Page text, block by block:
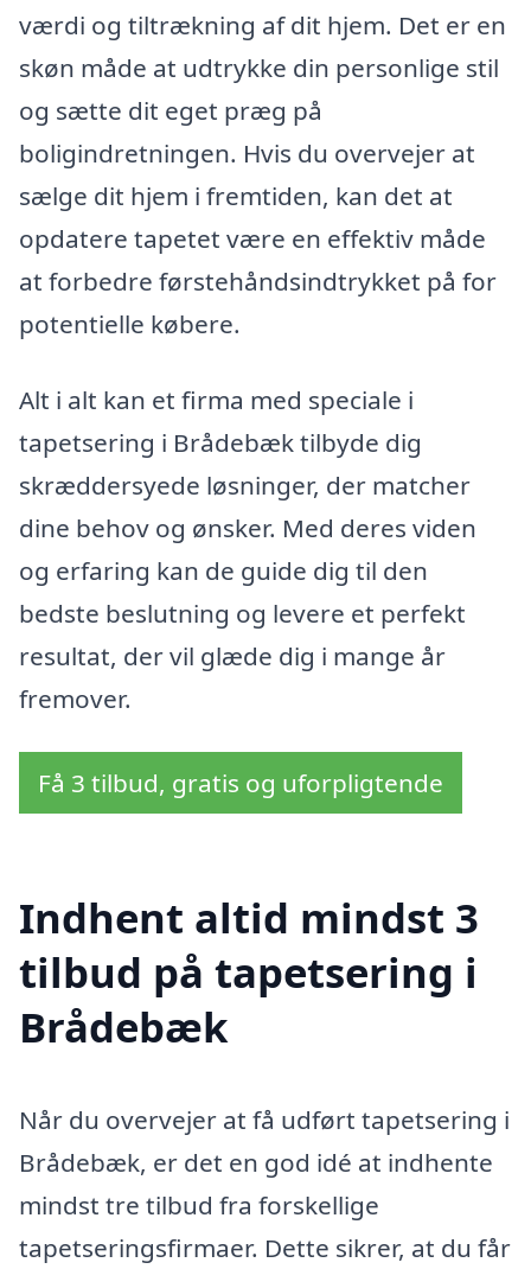
værdi og tiltrækning af dit hjem. Det er en
skøn måde at udtrykke din personlige stil
og sætte dit eget præg på
boligindretningen. Hvis du overvejer at
sælge dit hjem i fremtiden, kan det at
opdatere tapetet være en effektiv måde
at forbedre førstehåndsindtrykket på for
potentielle købere.
Alt i alt kan et firma med speciale i
tapetsering i Brådebæk tilbyde dig
skræddersyede løsninger, der matcher
dine behov og ønsker. Med deres viden
og erfaring kan de guide dig til den
bedste beslutning og levere et perfekt
resultat, der vil glæde dig i mange år
fremover.
Få 3 tilbud, gratis og uforpligtende
Indhent altid mindst 3
tilbud på tapetsering i
Brådebæk
Når du overvejer at få udført tapetsering i
Brådebæk, er det en god idé at indhente
mindst tre tilbud fra forskellige
tapetseringsfirmaer. Dette sikrer, at du får